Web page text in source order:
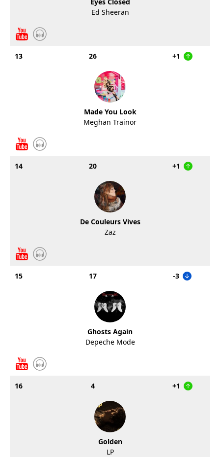
Ed Sheeran
13 26 +1
Made You Look
Meghan Trainor
14 20 +1
De Couleurs Vives
Zaz
15 17 -3
Ghosts Again
Depeche Mode
16 4 +1
Golden
LP